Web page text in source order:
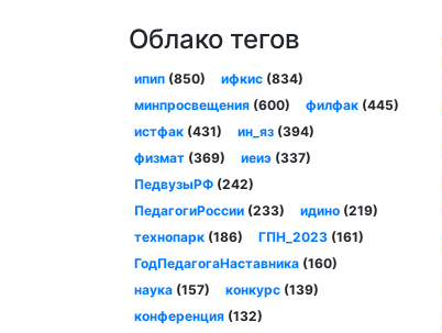
Облако тегов
ипип(850) ифкис (834)
минпросвещения(600) филфак (445)
истфак(431) ин_яз (394)
физмат(369) иеиэ (337)
ПедвузыРФ(242)
ПедагогиРоссии(233) идино (219)
технопарк(186) ГПН_2023 (161)
ГодПедагогаНаставника(160)
наука(157) конкурс (139)
конференция(132)